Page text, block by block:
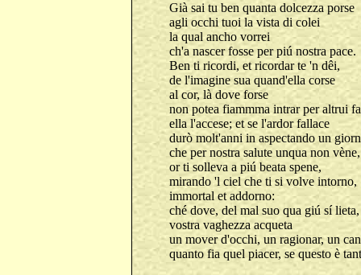
Già sai tu ben quanta dolcezza porse
agli occhi tuoi la vista di colei
la qual ancho vorrei
ch'a nascer fosse per piú nostra pace.
Ben ti ricordi, et ricordar te 'n dêi,
de l'imagine sua quand'ella corse
al cor, là dove forse
non potea fiammma intrar per altrui
ella l'accese; et se l'ardor fallace
durò molt'anni in aspectando un
che per nostra salute unqua non vène,
or ti solleva a piú beata spene,
mirando 'l ciel che ti si volve intorno,
immortal et addorno:
ché dove, del mal suo qua giú sí lieta,
vostra vaghezza acqueta
un mover d'occhi, un ragionar, un
quanto fia quel piacer, se questo è